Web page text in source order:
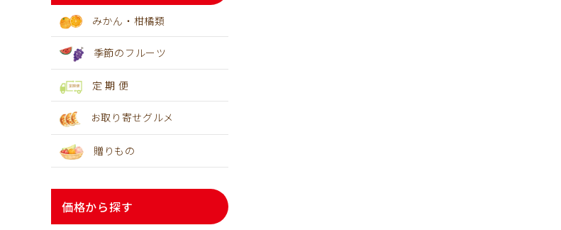
みかん・柑橘類
季節のフルーツ
定 期 便
お取り寄せグルメ
贈りもの
価格から探す